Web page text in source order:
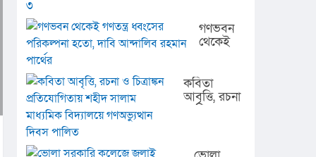
অভিযোগ, ৫
কিশোরের
বিরুদ্ধে
৩
গণভবন
থেকেই
পরিকল্পনা
হতো,
দাবি
পার্থের
কবিতা
আবৃত্তি, রচনা
ও চিত্রাঙ্কন
মাধ্যমিক